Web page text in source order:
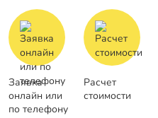
Заявка
онлайн или
по телефону
Расчет
стоимости